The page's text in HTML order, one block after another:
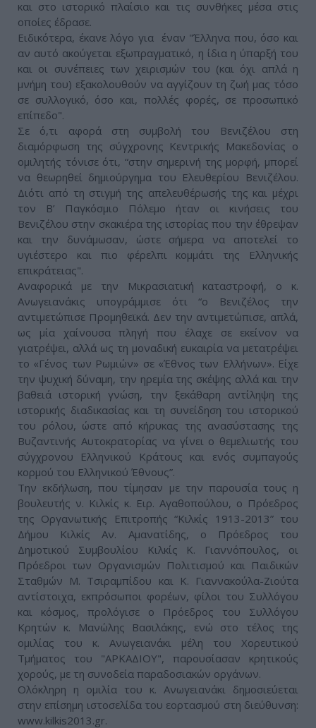
και στο ιστορικό πλαίσιο και τις συνθήκες μέσα στις
οποίες έδρασε.
Ειδικότερα, έκανε λόγο για έναν "Έλληνα που, όσο και
αν αυτό ακούγεται εξωπραγματικό, η ίδια η ύπαρξή του
και οι συνέπειες των χειρισμών του (και όχι απλά η
μνήμη του) εξακολουθούν να αγγίζουν τη ζωή μας τόσο
σε συλλογικό, όσο και, πολλές φορές, σε προσωπικό
επίπεδο".
Σε ό,τι αφορά στη συμβολή του Βενιζέλου στη
διαμόρφωση της σύγχρονης Κεντρικής Μακεδονίας ο
ομιλητής τόνισε ότι, “στην σημερινή της μορφή, μπορεί
να θεωρηθεί δημιούργημα του Ελευθερίου Βενιζέλου.
Διότι από τη στιγμή της απελευθέρωσής της και μέχρι
τον Β’ Παγκόσμιο Πόλεμο ήταν οι κινήσεις του
Βενιζέλου στην σκακιέρα της ιστορίας που την έθρεψαν
και την δυνάμωσαν, ώστε σήμερα να αποτελεί το
υγιέστερο και πιο φέρελπι κομμάτι της Ελληνικής
επικράτειας".
Αναφορικά με την Μικρασιατική καταστροφή, ο κ.
Ανωγειανάκις υπογράμμισε ότι “ο Βενιζέλος την
αντιμετώπισε Προμηθεϊκά. Δεν την αντιμετώπισε, απλά,
ως μία χαίνουσα πληγή που έλαχε σε εκείνον να
γιατρέψει, αλλά ως τη μοναδική ευκαιρία να μετατρέψει
το «Γένος των Ρωμιών» σε «Έθνος των Ελλήνων». Είχε
την ψυχική δύναμη, την ηρεμία της σκέψης αλλά και την
βαθειά ιστορική γνώση, την ξεκάθαρη αντίληψη της
ιστορικής διαδικασίας και τη συνείδηση του ιστορικού
του ρόλου, ώστε από κήρυκας της ανασύστασης της
Βυζαντινής Αυτοκρατορίας να γίνει ο θεμελιωτής του
σύγχρονου Ελληνικού Κράτους και ενός συμπαγούς
κορμού του Ελληνικού Έθνους”.
Την εκδήλωση, που τίμησαν με την παρουσία τους η
βουλευτής ν. Κιλκίς κ. Ειρ. Αγαθοπούλου, ο Πρόεδρος
της Οργανωτικής Επιτροπής “Κιλκίς 1913-2013” του
Δήμου Κιλκίς Αν. Αμανατίδης, ο Πρόεδρος του
Δημοτικού Συμβουλίου Κιλκίς Κ. Γιαννόπουλος, οι
Πρόεδροι των Οργανισμών Πολιτισμού και Παιδικών
Σταθμών Μ. Τσιραμπίδου και Κ. Γιαννακούλα-Ζιούτα
αντίστοιχα, εκπρόσωποι φορέων, φίλοι του Συλλόγου
και κόσμος, προλόγισε ο Πρόεδρος του Συλλόγου
Κρητών κ. Μανώλης Βασιλάκης, ενώ στο τέλος της
ομιλίας του κ. Ανωγειανάκι μέλη του Χορευτικού
Τμήματος του "ΑΡΚΑΔΙΟΥ", παρουσίασαν κρητικούς
χορούς, με τη συνοδεία παραδοσιακών οργάνων.
Ολόκληρη η ομιλία του κ. Ανωγειανάκι δημοσιεύεται
στην επίσημη ιστοσελίδα του εορτασμού στη διεύθυνση:
www.kilkis2013.gr.